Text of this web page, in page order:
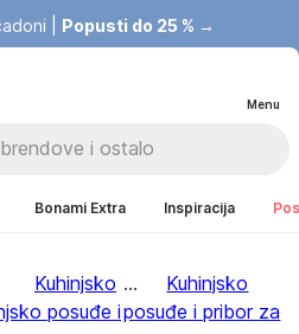
| Popusti do 25 % →
Menu
Bonami Extra Inspiracija
Kuhinjsko
posuđe i
...
Kuhinjsko
posuđe i pribor za